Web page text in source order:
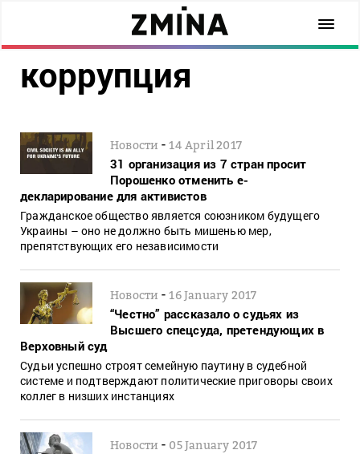
коррупция
Новости -14 April 2017
31 организация из 7 стран просит
Порошенко отменить е-
декларирование для активистов
Гражданское общество является союзником будущего
Украины – оно не должно быть мишенью мер,
препятствующих его независимости
Новости -16 January 2017
“Честно” рассказало о судьях из
Высшего спецсуда, претендующих в
Верховный суд
Судьи успешно строят семейную паутину в судебной
системе и подтверждают политические приговоры своих
коллег в низших инстанциях
Новости - 05 January 2017